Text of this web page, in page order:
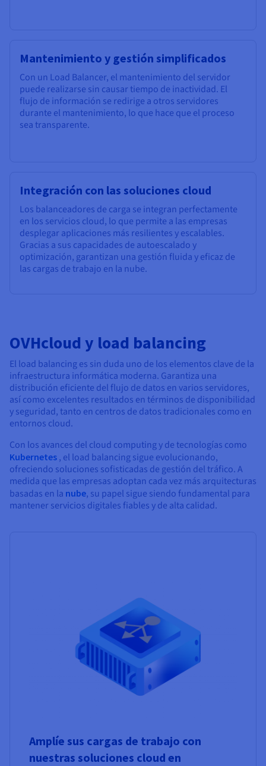
Mantenimiento y gestión simplificados
Con un Load Balancer, el mantenimiento del servidor
puede realizarse sin causar tiempo de inactividad. El
flujo de información se redirige a otros servidores
durante el mantenimiento, lo que hace que el proceso
sea transparente.
Integración con las soluciones cloud
Los balanceadores de carga se integran perfectamente
en los servicios cloud, lo que permite a las empresas
desplegar aplicaciones más resilientes y escalables.
Gracias a sus capacidades de autoescalado y
optimización, garantizan una gestión fluida y eficaz de
las cargas de trabajo en la nube.
OVHcloud y load balancing
El load balancing es sin duda uno de los elementos clave de la
infraestructura informática moderna. Garantiza una
distribución eficiente del flujo de datos en varios servidores,
así como excelentes resultados en términos de disponibilidad
y seguridad, tanto en centros de datos tradicionales como en
entornos cloud.
Con los avances del cloud computing y de tecnologías como
Kubernetes , el load balancing sigue evolucionando,
ofreciendo soluciones sofisticadas de gestión del tráfico. A
medida que las empresas adoptan cada vez más arquitecturas
basadas en la nube, su papel sigue siendo fundamental para
mantener servicios digitales fiables y de alta calidad.
Amplíe sus cargas de trabajo con
nuestras soluciones cloud en